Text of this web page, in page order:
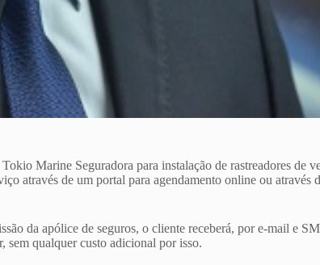
Marine Seguradora para instalação de rastreadores de
através de um portal para agendamento online ou através
da apólice de seguros, o cliente receberá, por e-mail e
sem qualquer custo adicional por isso.